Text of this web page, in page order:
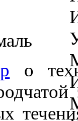
о